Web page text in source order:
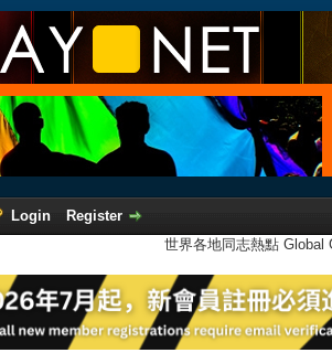
Login
Register
世界各地同志熱點